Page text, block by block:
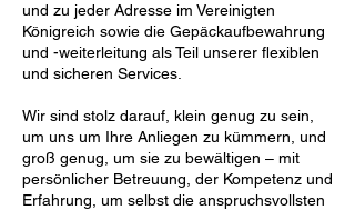
und zu jeder Adresse im Vereinigten
Königreich sowie die Gepäckaufbewahrung
und -weiterleitung als Teil unserer flexiblen
und sicheren Services.
Wir sind stolz darauf, klein genug zu sein,
um uns um Ihre Anliegen zu kümmern, und
groß genug, um sie zu bewältigen – mit
persönlicher Betreuung, der Kompetenz und
Erfahrung, um selbst die anspruchsvollsten